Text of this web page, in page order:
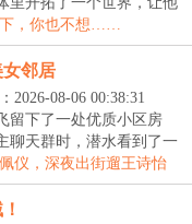
下，你也不想……
邻居
2026-08-06 00:38:31
留下了一处优质小区房
聊天群时，潜水看到了一
仪，深夜出街遛王诗怡